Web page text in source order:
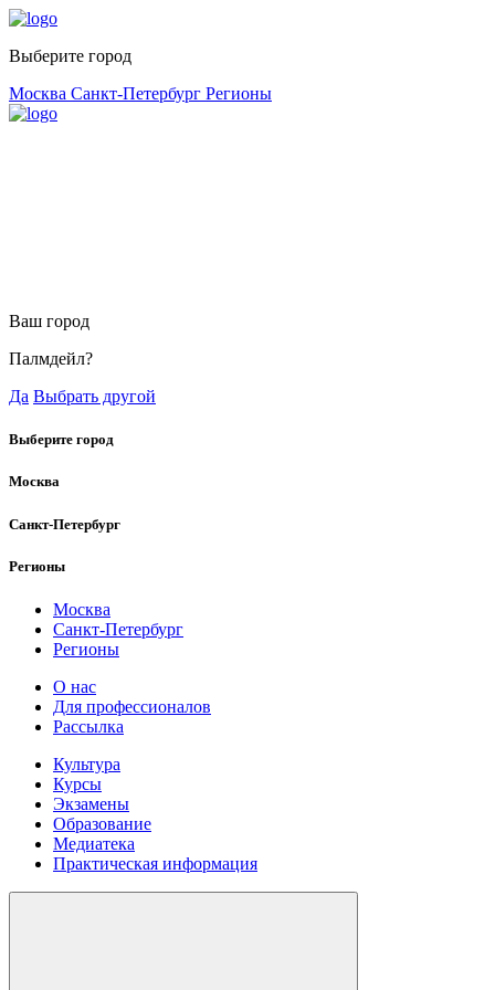
Выберите город
Москва Санкт-Петербург Регионы
Ваш город
Палмдейл?
Да Выбрать другой
Выберите город
Москва
Санкт-Петербург
Регионы
Москва
Санкт-Петербург
Регионы
О нас
Для профессионалов
Рассылка
Культура
Курсы
Экзамены
Образование
Медиатека
Практическая информация